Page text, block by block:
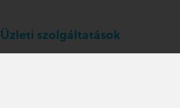
Üzleti szolgáltatások